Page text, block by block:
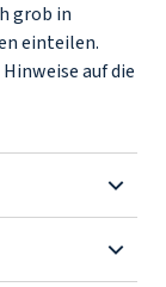
grob in
einteilen.
auf die